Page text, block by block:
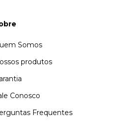
Somos
produtos
Conosco
Frequentes